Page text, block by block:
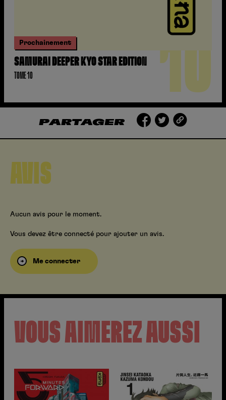
Prochainement
SAMURAI DEEPER KYO STAR EDITION
TOME 10 10
PARTAGER
AVIS
Aucun avis pour le moment.
Vous devez être connecté pour ajouter un avis.
Me connecter
VOUS AIMEREZ AUSSI